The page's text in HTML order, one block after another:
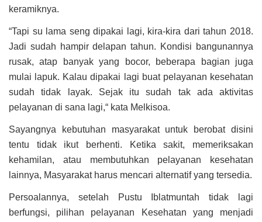
keramiknya.
“Tapi su lama seng dipakai lagi, kira-kira dari tahun 2018.
Jadi sudah hampir delapan tahun. Kondisi bangunannya
rusak, atap banyak yang bocor, beberapa bagian juga
mulai lapuk. Kalau dipakai lagi buat pelayanan kesehatan
sudah tidak layak. Sejak itu sudah tak ada aktivitas
pelayanan di sana lagi,“ kata Melkisoa.
Sayangnya kebutuhan masyarakat untuk berobat disini
tentu tidak ikut berhenti. Ketika sakit, memeriksakan
kehamilan, atau membutuhkan pelayanan kesehatan
lainnya, Masyarakat harus mencari alternatif yang tersedia.
Persoalannya, setelah Pustu Iblatmuntah tidak lagi
berfungsi, pilihan pelayanan Kesehatan yang menjadi